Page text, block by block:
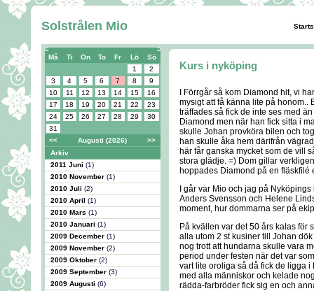
Solstrålen Mio
Må Ti On To Fr Lö
Sö
1
2
3
4 5 6 7 8
9
10
11 12 13 14 15
16
17
18 19 20 21 22
23
24
25 26 27 28 29
30
31
<<
Augusti (2026)
>>
Arkiv
2011 Juni (1)
2010 November (1)
2010 Juli (2)
2010 April (1)
2010 Mars (1)
2010 Januari (1)
2009 December (1)
2009 November (2)
2009 Oktober (2)
2009 September (3)
2009 Augusti (6)
Kurs i nyköping
I Förrgår så kom Diamond hit, vi
mysigt att få känna lite på honom..
träffades så fick de inte ses med
Diamond men när han fick sitta i
skulle Johan provköra bilen och
han skulle åka hem därifrån
här får ganska mycket som de vill
stora glädje. =) Dom gillar
hoppades Diamond på en fläskfilé
I går var Mio och jag på
Anders Svensson och Helene
moment, hur dommarna ser på
På kvällen var det 50 års kalas för
alla utom 2 st kusiner till Johan
nog trott att hundarna skulle vara
period under festen när det var
vart lite oroliga så då fick de ligga
med alla människor och kelade
rädda-farbröder fick sig en och